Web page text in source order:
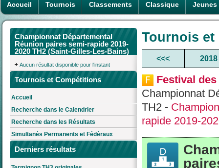
Accueil Tournois Classements Classique Jeunes
Championnat Départemental
Réunion paires semi-rapide 2019-
2020 TH2 (Saint-Gilles-Les-Bains)
Aucun résultat disponible pour l'instant
Tournois et Compétitions
Accueil
Recherche dans le Calendrier
Recherche dans les Résultats
Simultanés Permanents et Fédéraux
Derniers résultats
Tournois
<<< 2018
Festival
Championnat
TH2 -
rapide 2019-